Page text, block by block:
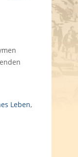
Leben,